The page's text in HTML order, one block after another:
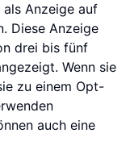
als Anzeige auf
Diese Anzeige
drei bis fünf
Wenn sie
zu einem Opt-
auch eine